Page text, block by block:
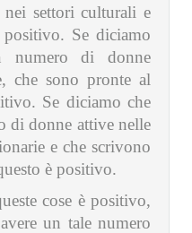
settori culturali e
Se diciamo
numero di donne
che sono pronte al
Se diciamo che
di donne attive nelle
e che scrivono
è positivo.
cose è positivo,
un tale numero